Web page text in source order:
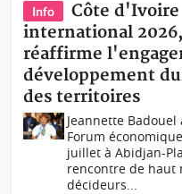
Info
Côte
international
réaffirme
développement
des territoires
Jeannette Badouel
Forum
juillet à Abidjan-
rencontre de haut
décideurs...